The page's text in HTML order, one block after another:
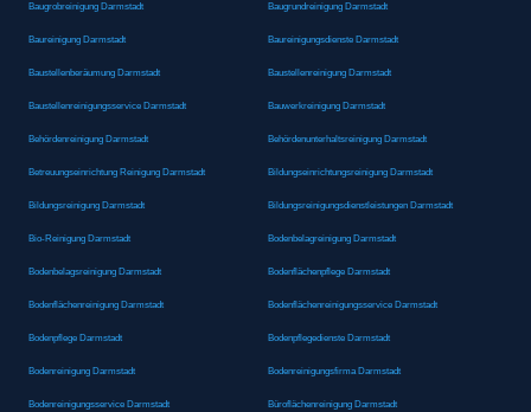
Baugrobreinigung Darmstadt Baugrundreinigung Darmstadt
Baureinigung Darmstadt Baureinigungsdienste Darmstadt
Baustellenberäumung Darmstadt Baustellenreinigung Darmstadt
Baustellenreinigungsservice Darmstadt Bauwerkreinigung Darmstadt
Behördenreinigung Darmstadt Behördenunterhaltsreinigung Darmstadt
Betreuungseinrichtung Reinigung Darmstadt Bildungseinrichtungsreinigung Darmstadt
Bildungsreinigung Darmstadt Bildungsreinigungsdienstleistungen Darmstadt
Bio-Reinigung Darmstadt Bodenbelagreinigung Darmstadt
Bodenbelagsreinigung Darmstadt Bodenflächenpflege Darmstadt
Bodenflächenreinigung Darmstadt Bodenflächenreinigungsservice Darmstadt
Bodenpflege Darmstadt Bodenpflegedienste Darmstadt
Bodenreinigung Darmstadt Bodenreinigungsfirma Darmstadt
Bodenreinigungsservice Darmstadt Büroflächenreinigung Darmstadt